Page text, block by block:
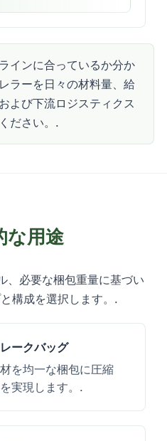
インに合っているか分か
ラーを日々の材料量、給
よび下流ロジスティクス
ださい。.
な用途
、必要な梱包重量に基づい
構成を選択します。.
ークバッグ
を均一な梱包に圧縮
実現します。.